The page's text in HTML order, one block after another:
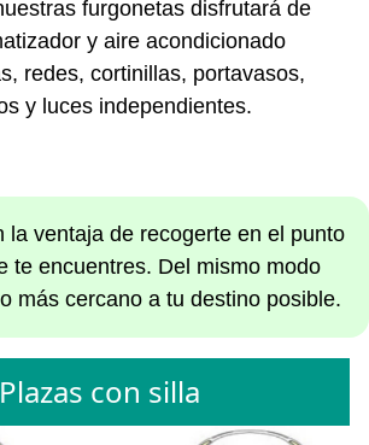
furgonetas disfrutará de
y aire acondicionado
redes, cortinillas, portavasos,
y luces independientes.
la ventaja de recogerte en el punto
te encuentres. Del mismo modo
más cercano a tu destino posible.
Plazas con silla